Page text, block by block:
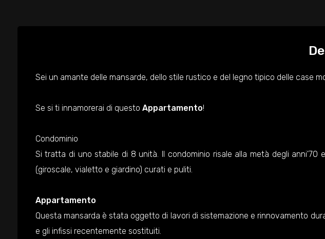
Sei un amante delle mansarde, dello stile rustico e del legno tipico delle case
Se si ti innamorerai di questo Appartamento!
Condominio
Si tratta di uno stabile di 8 unità. Il condominio risale alla metà degli
(giroscale, vialetto e giardino) curati e puliti.
Appartamento
Questa mansarda è stata oggetto di lavori di sistemazione e rinnovamento
e gli infissi recentemente sostituiti.